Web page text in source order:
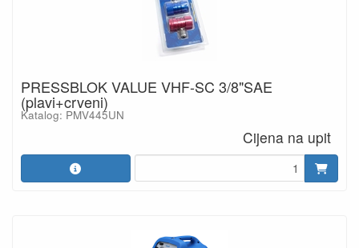
PRESSBLOK VALUE VHF-SC 3/8"SAE
(plavi+crveni)
Katalog: PMV445UN
Cijena na upit